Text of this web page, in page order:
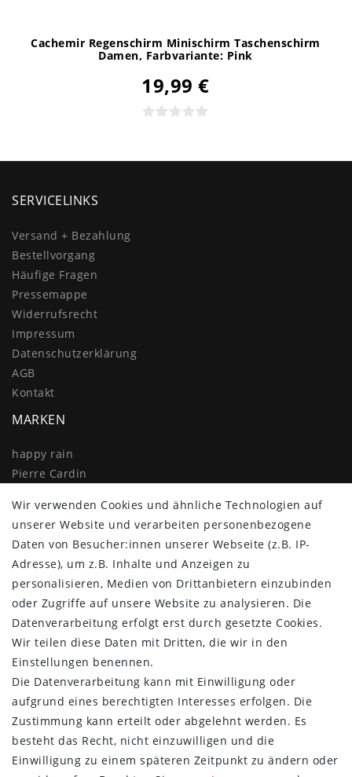
Cachemir Regenschirm Minischirm Taschenschirm
Damen, Farbvariante: Pink
19,99 €
SERVICELINKS
Versand + Bezahlung
Bestellvorgang
Häufige Fragen
Pressemappe
Widerrufs­recht
Impressum
Daten­schutz­erklärung
AGB
Kontakt
MARKEN
happy rain
Pierre Cardin
Doppler
Resckodd
Dernier
Esprit
Wir verwenden Cookies und ähnliche Technologien auf
unserer Website und verarbeiten personenbezogene
Daten von Besucher:innen unserer Webseite (z.B. IP-
Adresse), um z.B. Inhalte und Anzeigen zu
personalisieren, Medien von Drittanbietern einzubinden
oder Zugriffe auf unsere Website zu analysieren. Die
Datenverarbeitung erfolgt erst durch gesetzte Cookies.
Wir teilen diese Daten mit Dritten, die wir in den
Einstellungen benennen.
Die Datenverarbeitung kann mit Einwilligung oder
aufgrund eines berechtigten Interesses erfolgen. Die
Zustimmung kann erteilt oder abgelehnt werden. Es
besteht das Recht, nicht einzuwilligen und die
Einwilligung zu einem späteren Zeitpunkt zu ändern oder